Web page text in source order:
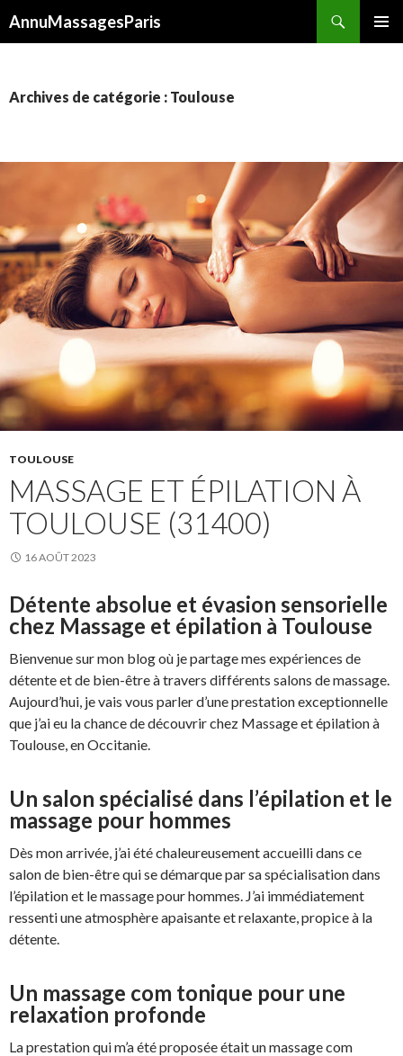
AnnuMassagesParis
Archives de catégorie : Toulouse
TOULOUSE
MASSAGE ET ÉPILATION À
TOULOUSE (31400)
16 AOÛT 2023
Détente absolue et évasion sensorielle
chez Massage et épilation à Toulouse
Bienvenue sur mon blog où je partage mes expériences de
détente et de bien-être à travers différents salons de massage.
Aujourd’hui, je vais vous parler d’une prestation exceptionnelle
que j’ai eu la chance de découvrir chez Massage et épilation à
Toulouse, en Occitanie.
Un salon spécialisé dans l’épilation et le
massage pour hommes
Dès mon arrivée, j’ai été chaleureusement accueilli dans ce
salon de bien-être qui se démarque par sa spécialisation dans
l’épilation et le massage pour hommes. J’ai immédiatement
ressenti une atmosphère apaisante et relaxante, propice à la
détente.
Un massage com tonique pour une
relaxation profonde
La prestation qui m’a été proposée était un massage com